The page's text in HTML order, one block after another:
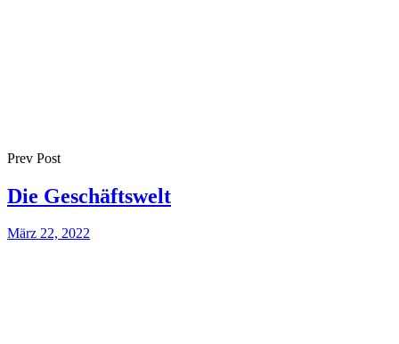
Prev Post
Die Geschäftswelt
März 22, 2022